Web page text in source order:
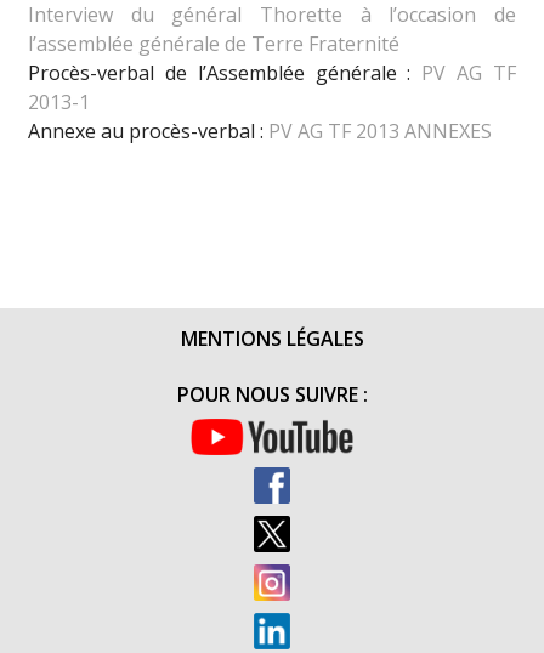
Interview du général Thorette à l’occasion de
l’assemblée générale de Terre Fraternité
Procès-verbal de l’Assemblée générale : PV AG TF
2013-1
Annexe au procès-verbal : PV AG TF 2013 ANNEXES
MENTIONS LÉGALES
POUR NOUS SUIVRE :